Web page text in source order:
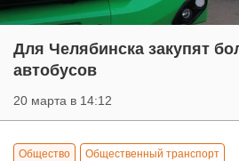
Для Челябинска закупят
автобусов
20 марта в 14:12
Общество Общественный транспорт